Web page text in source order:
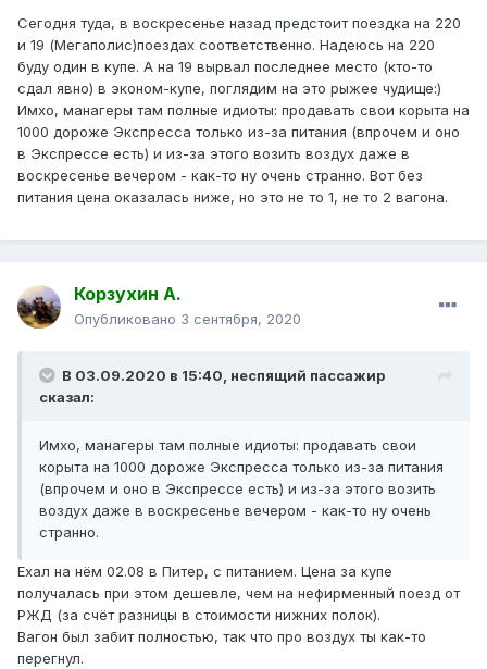
Сегодня туда, в воскресенье назад предстоит поездка на 220
и 19 (Мегаполис)поездах соответственно. Надеюсь на 220
буду один в купе. А на 19 вырвал последнее место (кто-то
сдал явно) в эконом-купе, поглядим на это рыжее чудище:)
Имхо, манагеры там полные идиоты: продавать свои корыта на
1000 дороже Экспресса только из-за питания (впрочем и оно
в Экспрессе есть) и из-за этого возить воздух даже в
воскресенье вечером - как-то ну очень странно. Вот без
питания цена оказалась ниже, но это не то 1, не то 2 вагона.
Корзухин А.
Опубликовано 3 сентября, 2020
В 03.09.2020 в 15:40, неспящий пассажир
сказал:
Имхо, манагеры там полные идиоты: продавать свои
корыта на 1000 дороже Экспресса только из-за питания
(впрочем и оно в Экспрессе есть) и из-за этого возить
воздух даже в воскресенье вечером - как-то ну очень
странно.
Ехал на нём 02.08 в Питер, с питанием. Цена за купе
получалась при этом дешевле, чем на нефирменный поезд от
РЖД (за счёт разницы в стоимости нижних полок).
Вагон был забит полностью, так что про воздух ты как-то
перегнул.